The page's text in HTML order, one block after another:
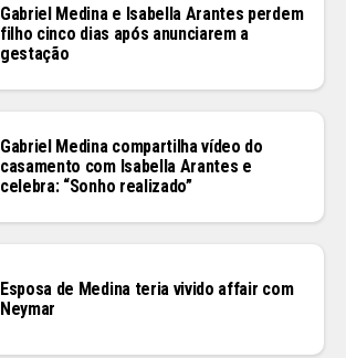
Gabriel Medina e Isabella Arantes perdem
filho cinco dias após anunciarem a
gestação
Gabriel Medina compartilha vídeo do
casamento com Isabella Arantes e
celebra: “Sonho realizado”
Esposa de Medina teria vivido affair com
Neymar